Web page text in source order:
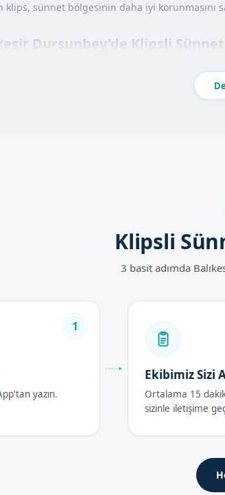
klips, sünnet bölgesinin daha iyi korunmasını
Dursunbey'de Klipsli Sünnet
Dursunbey'de klipsli sünnet hizmeti almak için,
ve ekibimizle birlikte, childğınızın sağlığı
Sünnet Fiyatları 2026
fiyatları 2026, uzman doktorumuz ve
Fiyatlarımız hakkında daha fazla bilgi
çocukların ilk 48 saat içerisinde özel bir
ve doktorumuzun tavsiyelerine uymaları
süreci, çocukların yaşı ve genel sağlığı
Klipsli
3 basit adımda
1
yazın.
Ekibimiz Sizi
Ortalama 15
sizinle iletişime